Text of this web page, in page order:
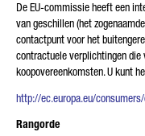
De EU-commissie heeft een
van geschillen (het
contactpunt voor het
contractuele verplichtingen
koopovereenkomsten. U kunt
http://ec.europa.eu/
Rangorde